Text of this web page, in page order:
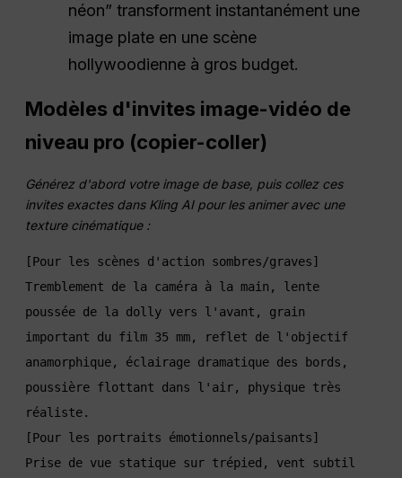
néon” transforment instantanément une
image plate en une scène
hollywoodienne à gros budget.
Modèles d'invites image-vidéo de
niveau pro (copier-coller)
Générez d'abord votre image de base, puis collez ces
invites exactes dans Kling AI pour les animer avec une
texture cinématique :
[Pour les scènes d'action sombres/graves]
Tremblement de la caméra à la main, lente
poussée de la dolly vers l'avant, grain
important du film 35 mm, reflet de l'objectif
anamorphique, éclairage dramatique des bords,
poussière flottant dans l'air, physique très
[Pour les portraits émotionnels/paisants]
Prise de vue statique sur trépied, vent subtil